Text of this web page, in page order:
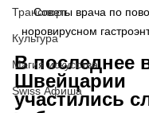
Транспорт
Культура
Магия искусства
Swiss Афиша
Советы врача по
норовирусном
В последнее
Швейцарии
участились